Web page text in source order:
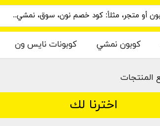
كوبون نمشي كوبونات نايس ون
اخترنا لك